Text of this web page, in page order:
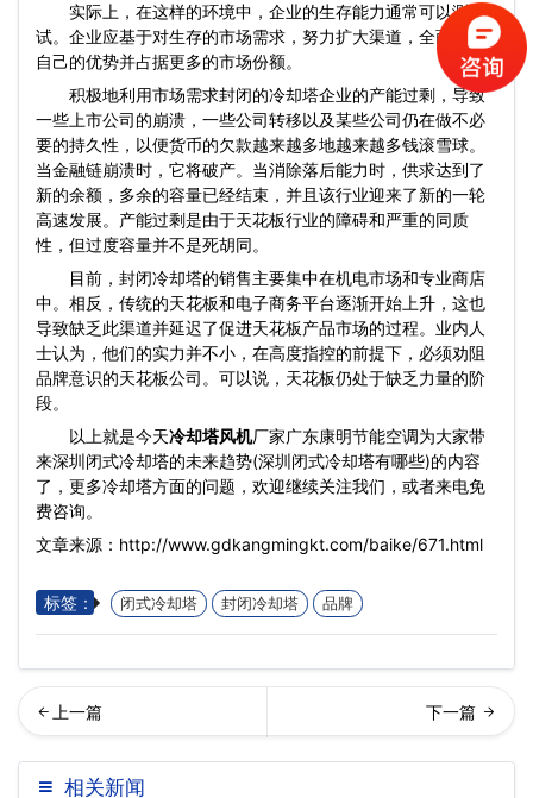
实际上，在这样的环境中，企业的生存能力通常可以测
试。企业应基于对生存的市场需求，努力扩大渠道，全面发挥
自己的优势并占据更多的市场份额。
积极地利用市场需求封闭的冷却塔企业的产能过剩，导致
一些上市公司的崩溃，一些公司转移以及某些公司仍在做不必
要的持久性，以便货币的欠款越来越多地越来越多钱滚雪球。
当金融链崩溃时，它将破产。当消除落后能力时，供求达到了
新的余额，多余的容量已经结束，并且该行业迎来了新的一轮
高速发展。产能过剩是由于天花板行业的障碍和严重的同质
性，但过度容量并不是死胡同。
目前，封闭冷却塔的销售主要集中在机电市场和专业商店
中。相反，传统的天花板和电子商务平台逐渐开始上升，这也
导致缺乏此渠道并延迟了促进天花板产品市场的过程。业内人
士认为，他们的实力并不小，在高度指控的前提下，必须劝阻
品牌意识的天花板公司。可以说，天花板仍处于缺乏力量的阶
段。
以上就是今天冷却塔风机厂家广东康明节能空调为大家带
来深圳闭式冷却塔的未来趋势(深圳闭式冷却塔有哪些)的内容
了，更多冷却塔方面的问题，欢迎继续关注我们，或者来电免
费咨询。
文章来源：http://www.gdkangmingkt.com/baike/671.html
标签： 闭式冷却塔 封闭冷却塔 品牌
式冷却塔的两种循环方式及 回列表
相关新闻